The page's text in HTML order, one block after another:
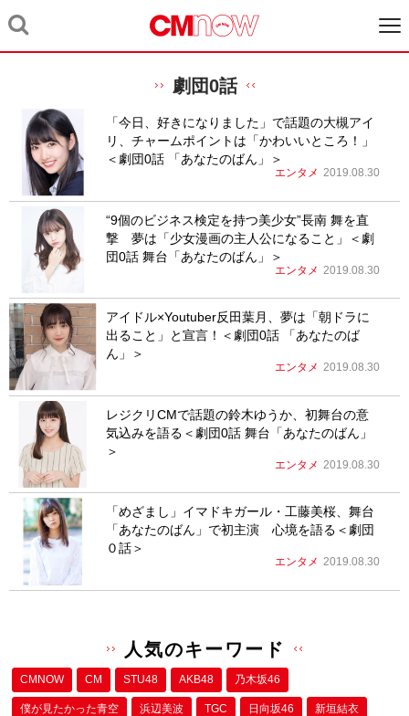
劇団0話
「今日、好きになりました」で話題の大槻アイ
リ、チャームポイントは「かわいいところ！」
＜劇団0話 「あなたのばん」＞
エンタメ 2019.08.30
“9個のビジネス検定を持つ美少女”長南 舞を直
撃 夢は「少女漫画の主人公になること」＜劇
団0話 舞台「あなたのばん」＞
エンタメ 2019.08.30
アイドル×Youtuber反田葉月、夢は「朝ドラに
出ること」と宣言！＜劇団0話 「あなたのば
ん」＞
エンタメ 2019.08.30
レジクリCMで話題の鈴木ゆうか、初舞台の意
気込みを語る＜劇団0話 舞台「あなたのばん」
＞
エンタメ 2019.08.30
「めざまし」イマドキガール・工藤美桜、舞台
「あなたのばん」で初主演 心境を語る＜劇団
０話＞
エンタメ 2019.08.30
人気のキーワード
CMNOW CM STU48 AKB48 乃木坂46
僕が⾒たかった⻘空 浜辺美波 TGC 日向坂46 新垣結衣